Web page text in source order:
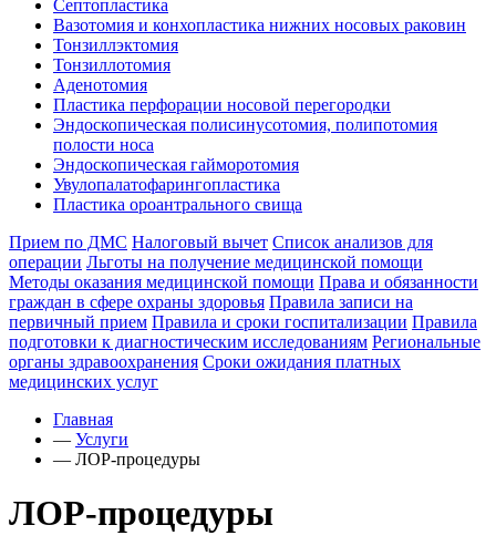
Септопластика
Вазотомия и конхопластика нижних носовых раковин
Тонзиллэктомия
Тонзиллотомия
Аденотомия
Пластика перфорации носовой перегородки
Эндоскопическая полисинусотомия, полипотомия
полости носа
Эндоскопическая гайморотомия
Увулопалатофарингопластика
Пластика ороантрального свища
Прием по ДМС Налоговый вычет Список анализов для
операции Льготы на получение медицинской помощи
Методы оказания медицинской помощи Права и обязанности
граждан в сфере охраны здоровья Правила записи на
первичный прием Правила и сроки госпитализации Правила
подготовки к диагностическим исследованиям Региональные
органы здравоохранения Сроки ожидания платных
медицинских услуг
Главная
— Услуги
— ЛОР-процедуры
ЛОР-процедуры